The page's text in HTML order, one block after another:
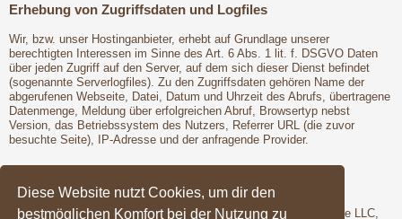
Diese Website nutzt Cookies, um dir den
bestmöglichen Komfort bei der Nutzung zu
Erhebung von Zugriffsdaten und Logfiles
Wir, bzw. unser Hostinganbieter, erhebt auf Grundlage unserer
berechtigten Interessen im Sinne des Art. 6 Abs. 1 lit. f. DSGVO Daten
über jeden Zugriff auf den Server, auf dem sich dieser Dienst befindet
(sogenannte Serverlogfiles). Zu den Zugriffsdaten gehören Name der
abgerufenen Webseite, Datei, Datum und Uhrzeit des Abrufs, übertragene
Datenmenge, Meldung über erfolgreichen Abruf, Browsertyp nebst
Version, das Betriebssystem des Nutzers, Referrer URL (die zuvor
besuchte Seite), IP-Adresse und der anfragende Provider.
Google Fonts
Wir binden die Schriftarten ("Google Fonts") des Anbieters Google LLC,